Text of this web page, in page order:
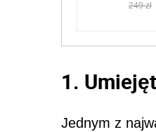
249 zł
1.
Jednym z